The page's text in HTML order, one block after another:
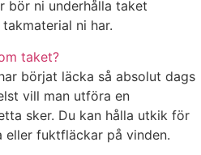
bör ni underhålla taket
ni har.
taket?
börjat läcka så absolut dags
vill man utföra en
sker. Du kan hålla utkik för
eller fuktfläckar på vinden.